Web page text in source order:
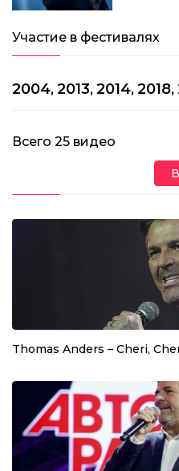
Участие в фестивалях
2004, 2013, 2014, 2018,
Всего 25 видео
Thomas Anders – Cheri,